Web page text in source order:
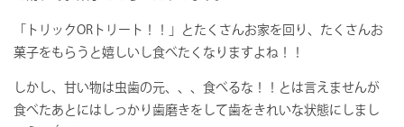
「トリックORトリート！！」とたくさんお家を回り、たくさんお
菓子をもらうと嬉しいし食べたくなりますよね！！
しかし、甘い物は虫歯の元、、、食べるな！！とは言えませんが
食べたあとにはしっかり歯磨きをして歯をきれいな状態にしまし